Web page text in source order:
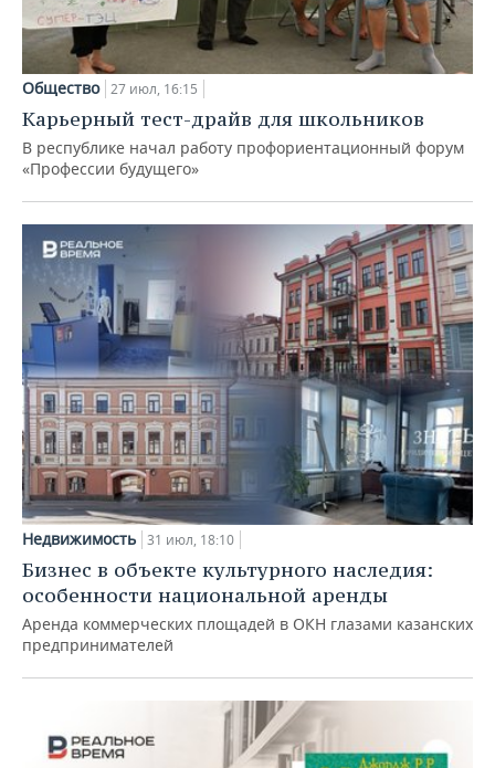
Общество 27 июл, 16:15
Карьерный тест-драйв для школьников
В республике начал работу профориентационный форум
«Профессии будущего»
Недвижимость 31 июл, 18:10
Бизнес в объекте культурного наследия:
особенности национальной аренды
Аренда коммерческих площадей в ОКН глазами казанских
предпринимателей